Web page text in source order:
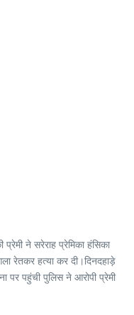
ने सरेराह प्रेमिका हंसिका
रेतकर हत्या कर दी।दिनदहाड़े
पहुंची पुलिस ने आरोपी प्रेमी